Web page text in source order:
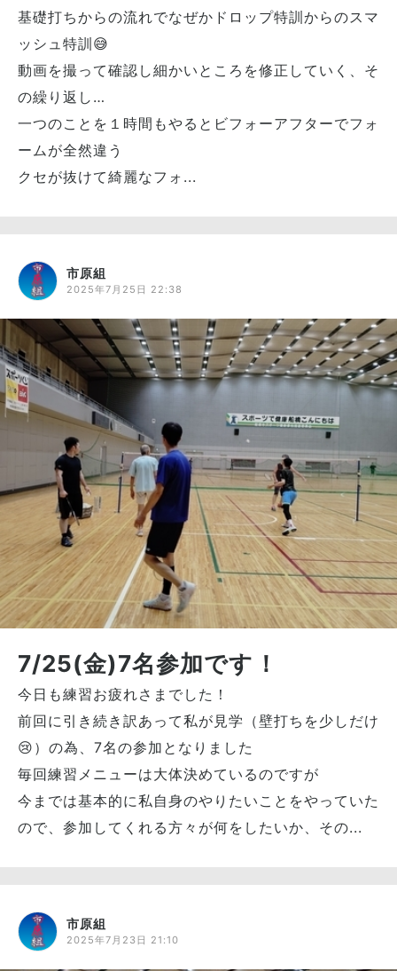
基礎打ちからの流れでなぜかドロップ特訓からのスマ
ッシュ特訓😅
動画を撮って確認し細かいところを修正していく、そ
の繰り返し…
一つのことを１時間もやるとビフォーアフターでフォ
ームが全然違う
クセが抜けて綺麗なフォ...
市原組
2025年7月25日 22:38
7/25(金)7名参加です！
今日も練習お疲れさまでした！
前回に引き続き訳あって私が見学（壁打ちを少しだけ
😢）の為、7名の参加となりました
毎回練習メニューは大体決めているのですが
今までは基本的に私自身のやりたいことをやっていた
ので、参加してくれる方々が何をしたいか、その...
市原組
2025年7月23日 21:10